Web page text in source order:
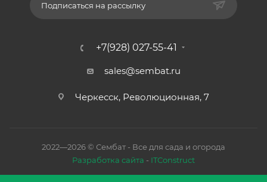
Подписаться на рассылку
+7(928) 027-55-41
sales@sembat.ru
Черкесск, Революционная, 7
2022—2026 © Сембат - Все для сада и огорода
Разработка сайта - ITConstruct